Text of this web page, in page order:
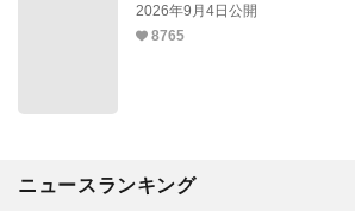
2026年9月4日公開
8765
ニュースランキング